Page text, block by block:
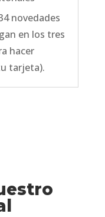
novedades
en los tres
hacer
tarjeta).